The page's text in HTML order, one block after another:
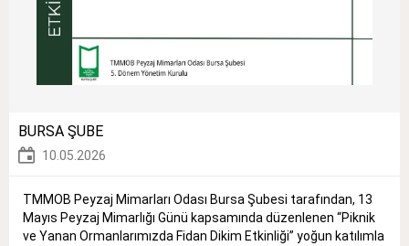
BURSA ŞUBE
10.05.2026
TMMOB Peyzaj Mimarları Odası Bursa Şubesi tarafından, 13
Mayıs Peyzaj Mimarlığı Günü kapsamında düzenlenen “Piknik
ve Yanan Ormanlarımızda Fidan Dikim Etkinliği” yoğun katılımla